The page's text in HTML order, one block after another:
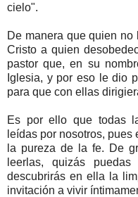
cielo".
De manera que quien
Cristo a quien
pastor que, en su
Iglesia, y por eso le dio
para que con ellas
Es por ello que todas
leídas por nosotros,
la pureza de la fe. De
leerlas, quizás
descubrirás en ella la
invitación a vivir